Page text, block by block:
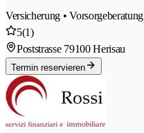
Versicherung • Vorsorgeberatung
5(1)
Poststrasse 79100 Herisau
Termin reservieren